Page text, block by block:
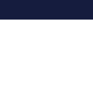
entidad
Ortega de eliminarIngeniero